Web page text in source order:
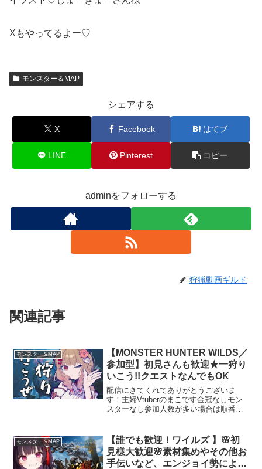
Xもやってるよー♡
モンスター＆MAP
シェアする
X Facebook はてブ
LINE Pinterest コピー
adminをフォローする
狩猟動画ギルド
関連記事
モンスター＆MAP
【MONSTER HUNTER WILDS／
参加型】初見さんも歓迎★一狩り
いこう!!クエストなんでもOK
配信にきてくれてありがとうございま
す！主婦Vtuberのまこです金冠なしモン
スターなし参加人数が多い場合は順番制
★1狩り交代参加希望の方は「参加希望」
のコメントお願いし...
モンスター＆MAP
【誰でも歓迎！ワイルズ 】🌸初
見様大歓迎🌸素材集めやその他お
手伝いなど、エンジョイ勢による